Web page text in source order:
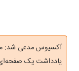
آکسیوس مدعی شد:
یادداشت یک